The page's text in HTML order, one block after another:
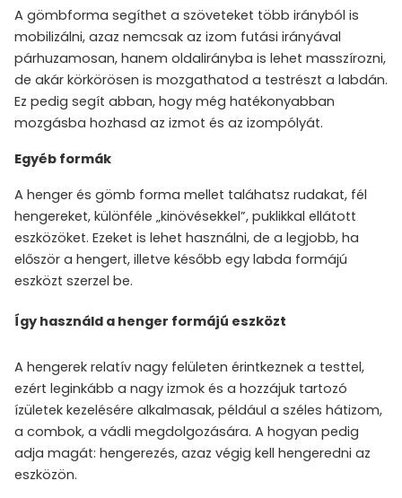
A gömbforma segíthet a szöveteket több irányból is
mobilizálni, azaz nemcsak az izom futási irányával
párhuzamosan, hanem oldalirányba is lehet masszírozni,
de akár körkörösen is mozgathatod a testrészt a labdán.
Ez pedig segít abban, hogy még hatékonyabban
mozgásba hozhasd az izmot és az izompólyát.
Egyéb formák
A henger és gömb forma mellet taláhatsz rudakat, fél
hengereket, különféle „kinövésekkel”, puklikkal ellátott
eszközöket. Ezeket is lehet használni, de a legjobb, ha
először a hengert, illetve később egy labda formájú
eszközt szerzel be.
Így használd a henger formájú eszközt
A hengerek relatív nagy felületen érintkeznek a testtel,
ezért leginkább a nagy izmok és a hozzájuk tartozó
ízületek kezelésére alkalmasak, például a széles hátizom,
a combok, a vádli megdolgozására. A hogyan pedig
adja magát: hengerezés, azaz végig kell hengeredni az
eszközön.